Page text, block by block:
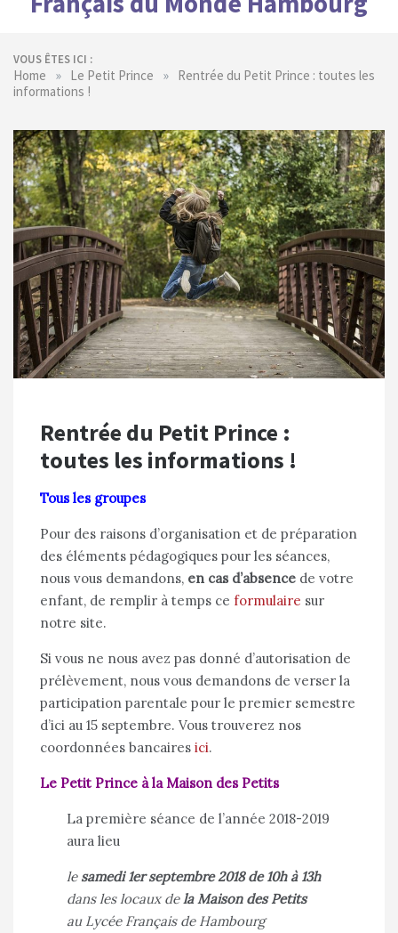
VOUS ÊTES ICI :
Home » Le Petit Prince » Rentrée du Petit Prince : toutes les
informations !
Rentrée du Petit Prince :
toutes les informations !
Tous les groupes
Pour des raisons d’organisation et de préparation
des éléments pédagogiques pour les séances,
nous vous demandons, en cas d’absence de votre
enfant, de remplir à temps ce formulaire sur
notre site.
Si vous ne nous avez pas donné d’autorisation de
prélèvement, nous vous demandons de verser la
participation parentale pour le premier semestre
d’ici au 15 septembre. Vous trouverez nos
coordonnées bancaires ici.
Le Petit Prince à la Maison des Petits
La première séance de l’année 2018-2019
aura lieu
le samedi 1er septembre 2018 de 10h à 13h
dans les locaux dela Maison des Petits
au Lycée Français de Hambourg